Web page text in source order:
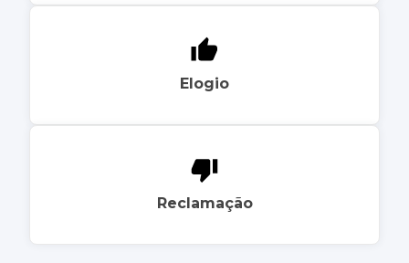
Elogio
Reclamação